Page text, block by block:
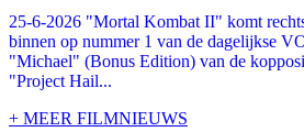
25-6-2026 "Mortal Kombat II" komt
binnen op nummer 1 van de dagelijkse
"Michael" (Bonus Edition) van de
"Project Hail...
+ MEER FILMNIEUWS